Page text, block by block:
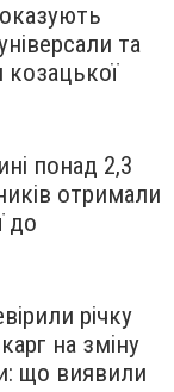
та
козацької
понад 2,3
отримали
до
річку
на зміну
що виявили